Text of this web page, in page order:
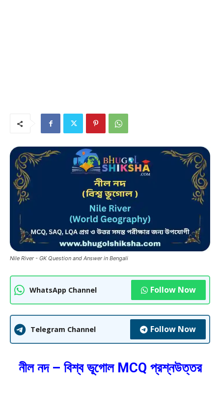
Nile River - GK Question and Answer in Bengali
WhatsApp Channel Follow Now
Telegram Channel Follow Now
নীল নদ – বিশ্ব ভূগোল MCQ প্রশ্নউত্তর